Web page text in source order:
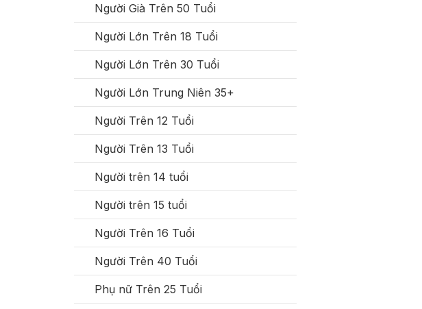
Người Già Trên 50 Tuổi
Người Lớn Trên 18 Tuổi
Người Lớn Trên 30 Tuổi
Người Lớn Trung Niên 35+
Người Trên 12 Tuổi
Người Trên 13 Tuổi
Người trên 14 tuổi
Người trên 15 tuổi
Người Trên 16 Tuổi
Người Trên 40 Tuổi
Phụ nữ Trên 25 Tuổi